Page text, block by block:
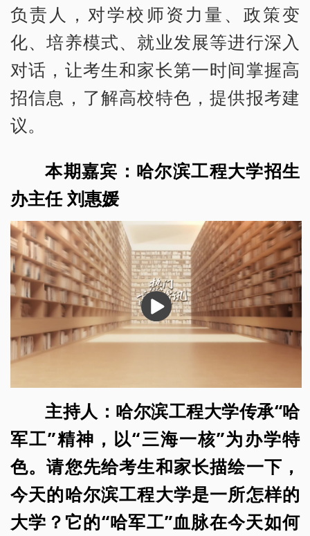
负责人，对学校师资力量、政策变
化、培养模式、就业发展等进行深入
对话，让考生和家长第一时间掌握高
招信息，了解高校特色，提供报考建
议。
本期嘉宾：哈尔滨工程大学招生
办主任 刘惠媛
播
放
主持人：哈尔滨工程大学传承“哈
军工”精神，以“三海一核”为办学特
色。请您先给考生和家长描绘一下，
今天的哈尔滨工程大学是一所怎样的
大学？它的“哈军工”血脉在今天如何